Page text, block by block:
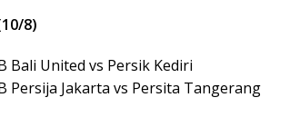
8)
Bali United vs Persik Kediri
Persija Jakarta vs Persita Tangerang